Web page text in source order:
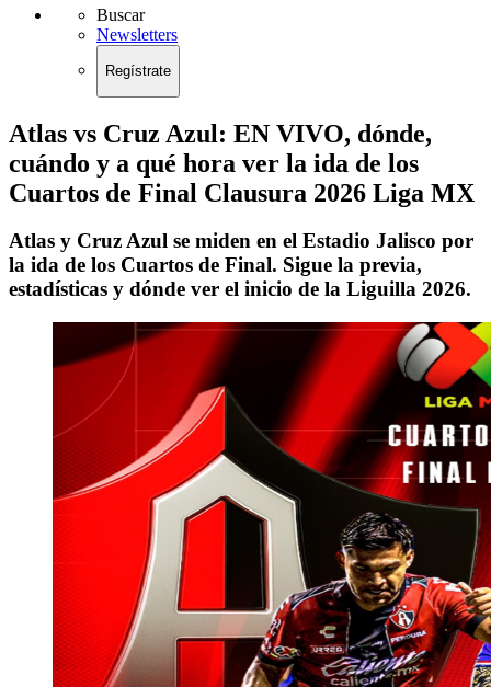
Buscar
Newsletters
Regístrate
Atlas vs Cruz Azul: EN VIVO, dónde,
cuándo y a qué hora ver la ida de los
Cuartos de Final Clausura 2026 Liga MX
Atlas y Cruz Azul se miden en el Estadio Jalisco por
la ida de los Cuartos de Final. Sigue la previa,
estadísticas y dónde ver el inicio de la Liguilla 2026.